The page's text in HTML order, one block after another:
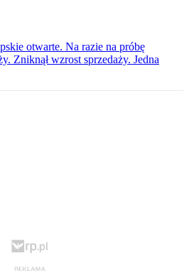
otwarte. Na razie na próbę
Zniknął wzrost sprzedaży. Jedna